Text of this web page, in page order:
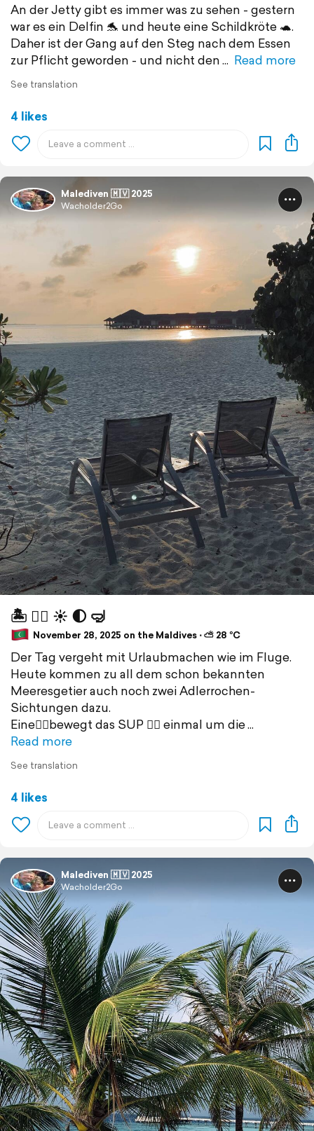
An der Jetty gibt es immer was zu sehen - gestern
war es ein Delfin 🐬 und heute eine Schildkröte 🐢.
Daher ist der Gang auf den Steg nach dem Essen
zur Pflicht geworden - und nicht den
Read more
See translation
4 likes
Malediven 🇲🇻 2025
Wacholder2Go
🏝️ 🏊🏻 ☀️ 🌓 🤿
November 28, 2025 on the Maldives ⋅ ⛅ 28 °C
Der Tag vergeht mit Urlaubmachen wie im Fluge.
Heute kommen zu all dem schon bekannten
Meeresgetier auch noch zwei Adlerrochen-
Sichtungen dazu.
Eine🧍‍♀️bewegt das SUP 🏄🏼 einmal um die
Read more
See translation
4 likes
Malediven 🇲🇻 2025
Wacholder2Go